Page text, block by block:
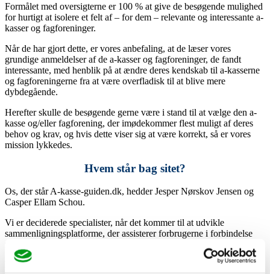
Formålet med oversigterne er 100 % at give de besøgende mulighed
for hurtigt at isolere et felt af – for dem – relevante og interessante a-
kasser og fagforeninger.
Når de har gjort dette, er vores anbefaling, at de læser vores
grundige anmeldelser af de a-kasser og fagforeninger, de fandt
interessante, med henblik på at ændre deres kendskab til a-kasserne
og fagforeningerne fra at være overfladisk til at blive mere
dybdegående.
Herefter skulle de besøgende gerne være i stand til at vælge den a-
kasse og/eller fagforening, der imødekommer flest muligt af deres
behov og krav, og hvis dette viser sig at være korrekt, så er vores
mission lykkedes.
Hvem står bag sitet?
Os, der står A-kasse-guiden.dk, hedder Jesper Nørskov Jensen og
Casper Ellam Schou.
Vi er deciderede specialister, når det kommer til at udvikle
sammenligningsplatforme, der assisterer forbrugerne i forbindelse
Dette har vi nemlig gjort i adskillige nicher med stor succes.